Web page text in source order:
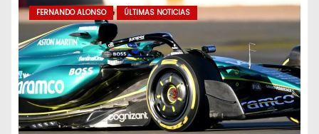
FERNANDO ALONSO ÚLTIMAS NOTICIAS